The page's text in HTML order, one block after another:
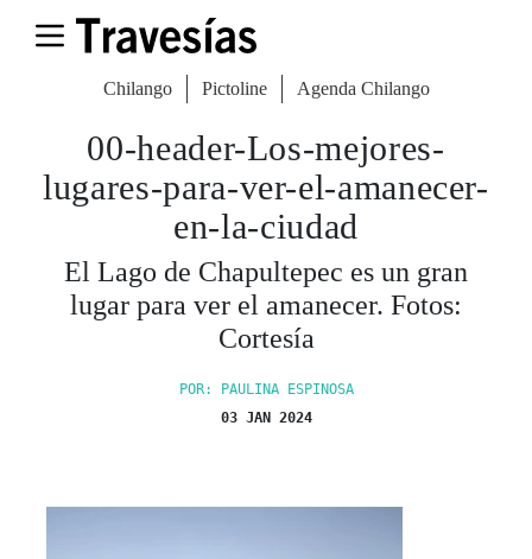
Chilango Pictoline Agenda Chilango
00-header-Los-mejores-
lugares-para-ver-el-amanecer-
en-la-ciudad
El Lago de Chapultepec es un gran
lugar para ver el amanecer. Fotos:
Cortesía
POR: PAULINA ESPINOSA
03 JAN 2024